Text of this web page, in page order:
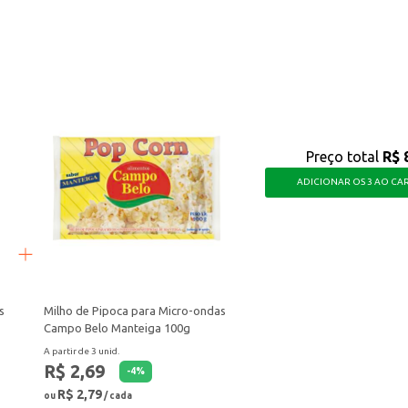
Milho de Pipoca para Micro-ondas
Campo Belo Manteiga 100g
A partir de 3 unid.
R$ 2,69 -4%
ou R$ 2,79/ cada
Preço total R$
ADICIONAR OS 3 AO